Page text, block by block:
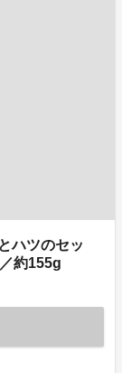
ハツのセッ
約155g